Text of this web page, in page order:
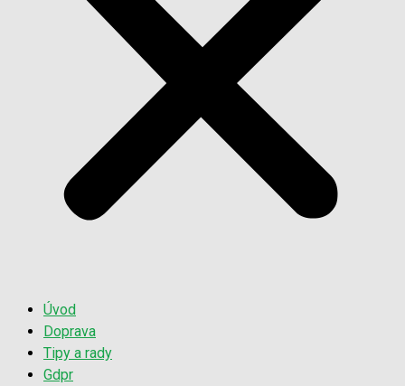
Úvod
Doprava
Tipy a rady
Gdpr